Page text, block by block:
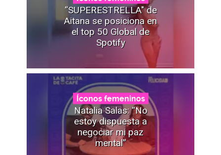
“SUPERESTRELLA" de
Aitana se posiciona en
el top 50 Global de
Spotify
Íconos femeninos
Natalia Salas: “No
estoy dispuesta a
negociar mi paz
mental”